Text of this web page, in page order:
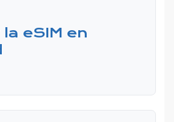
eSIM en